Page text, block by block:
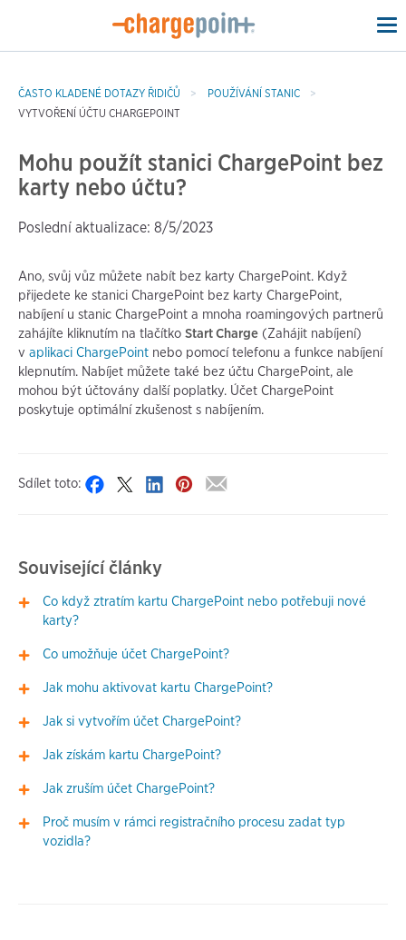
ČASTO KLADENÉ DOTAZY ŘIDIČŮ
POUŽÍVÁNÍ STANIC
VYTVOŘENÍ ÚČTU CHARGEPOINT
Mohu použít stanici ChargePoint bez
karty nebo účtu?
Poslední aktualizace: 8/5/2023
Ano, svůj vůz můžete nabít bez karty ChargePoint. Když
přijedete ke stanici ChargePoint bez karty ChargePoint,
nabíjení u stanic ChargePoint a mnoha roamingových partnerů
zahájíte kliknutím na tlačítko Start Charge (Zahájit nabíjení)
v aplikaci ChargePoint nebo pomocí telefonu a funkce nabíjení
klepnutím. Nabíjet můžete také bez účtu ChargePoint, ale
mohou být účtovány další poplatky. Účet ChargePoint
poskytuje optimální zkušenost s nabíjením.
Sdílet toto:
Související články
Co když ztratím kartu ChargePoint nebo potřebuji nové
karty?
Co umožňuje účet ChargePoint?
Jak mohu aktivovat kartu ChargePoint?
Jak si vytvořím účet ChargePoint?
Jak získám kartu ChargePoint?
Jak zruším účet ChargePoint?
Proč musím v rámci registračního procesu zadat typ
vozidla?